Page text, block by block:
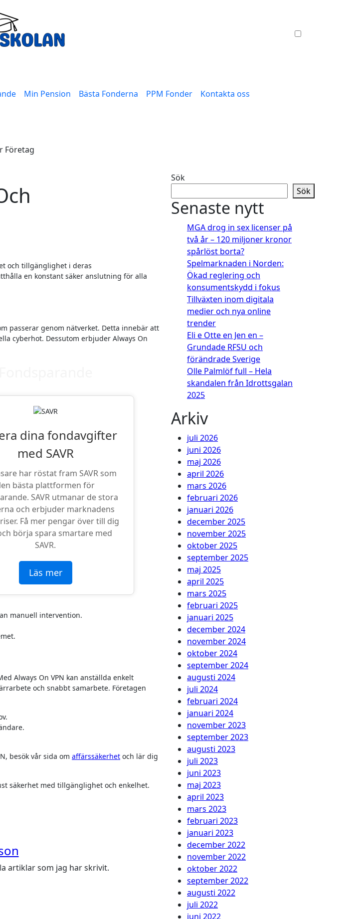
Min Pension Bästa Fonderna PPM Fonder Kontakta oss
Företag
en konstant säker anslutning för alla
passerar genom nätverket. Detta innebär att
cyberhot. Dessutom erbjuder Always On
dina fondavgifter
med SAVR
har röstat fram SAVR som
bästa plattformen för
SAVR utmanar de stora
och erbjuder marknadens
Få mer pengar över till dig
börja spara smartare med
SAVR.
Läs mer
manuell intervention.
Always On VPN kan anställda enkelt
och snabbt samarbete. Företagen
besök vår sida om affärssäkerhet och lär dig
säkerhet med tillgänglighet och enkelhet.
artiklar som jag har skrivit.
Sök
Sök
Senaste nytt
MGA drog in sex licenser på
två år – 120 miljoner kronor
spårlöst borta?
Spelmarknaden i Norden:
Ökad reglering och
konsumentskydd i fokus
Tillväxten inom digitala
medier och nya online
trender
Eli e Otte en Jen en –
Grundade RFSU och
förändrade Sverige
Olle Palmlöf full – Hela
skandalen från Idrottsgalan
2025
Arkiv
juli 2026
juni 2026
maj 2026
april 2026
mars 2026
februari 2026
januari 2026
december 2025
november 2025
oktober 2025
september 2025
maj 2025
april 2025
mars 2025
februari 2025
januari 2025
december 2024
november 2024
oktober 2024
september 2024
augusti 2024
juli 2024
februari 2024
januari 2024
november 2023
september 2023
augusti 2023
juli 2023
juni 2023
maj 2023
april 2023
mars 2023
februari 2023
januari 2023
december 2022
november 2022
oktober 2022
september 2022
augusti 2022
juli 2022
juni 2022